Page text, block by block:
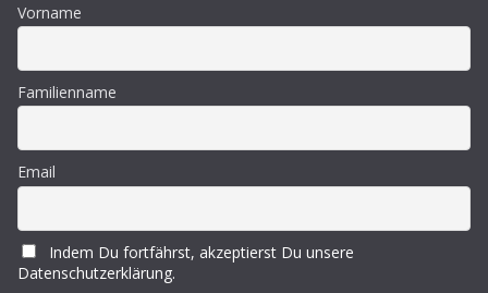
Vorname
Familienname
Email
Indem Du fortfährst, akzeptierst Du unsere
Datenschutzerklärung.